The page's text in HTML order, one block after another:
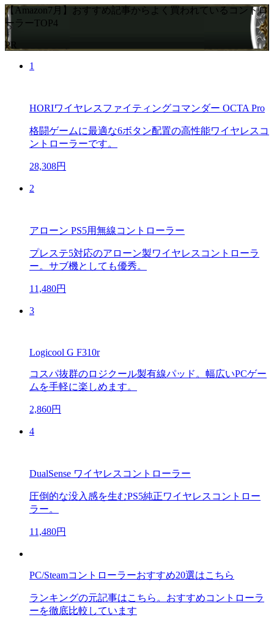
【Amazon7月】おすすめ記事からよく買われているコントロ
ーラーTOP4
PR
1
HORIワイヤレスファイティングコマンダー OCTA Pro
格闘ゲームに最適な6ボタン配置の高性能ワイヤレスコ
ントローラーです。
28,308円
2
アローン PS5用無線コントローラー
プレステ5対応のアローン製ワイヤレスコントローラ
ー。サブ機としても優秀。
11,480円
3
Logicool G F310r
コスパ抜群のロジクール製有線パッド。幅広いPCゲー
ムを手軽に楽しめます。
2,860円
4
DualSense ワイヤレスコントローラー
圧倒的な没入感を生むPS5純正ワイヤレスコントロー
ラー。
11,480円
PC/Steamコントローラーおすすめ20選はこちら
ランキングの元記事はこちら。おすすめコントローラ
ーを徹底比較しています